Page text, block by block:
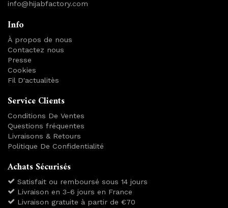
info@hijabfactory.com
Info
À propos de nous
Contactez nous
Presse
Cookies
Fil D'actualitès
Service Clients
Conditions De Ventes
Questions fréquentes
Livraisons & Retours
Politique De Confidentialité
Achats Sécurisés
Satisfait ou remboursé sous 14 jours
Livraison en 3-6 jours en France
Livraison gratuite à partir de €70